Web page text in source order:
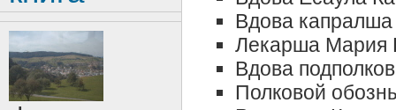
Вдова
Лекарша Мария
Вдова
Полковой